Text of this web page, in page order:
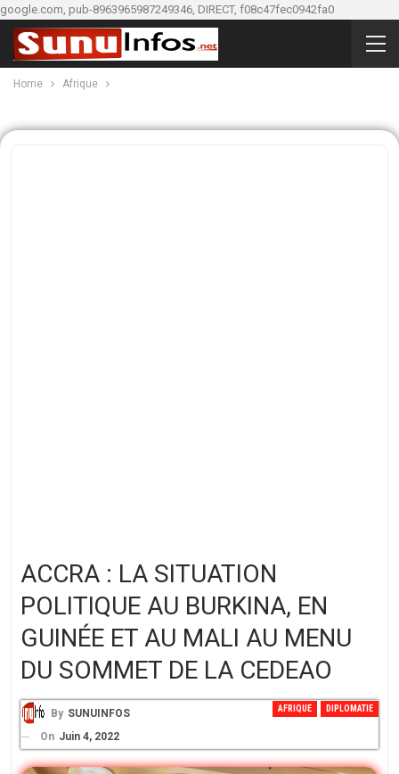
google.com, pub-8963965987249346, DIRECT, f08c47fec0942fa0
Home Afrique
ACCRA : LA SITUATION
POLITIQUE AU BURKINA, EN
GUINÉE ET AU MALI AU MENU
DU SOMMET DE LA CEDEAO
AFRIQUE DIPLOMATIE
By SUNUINFOS
On Juin 4, 2022